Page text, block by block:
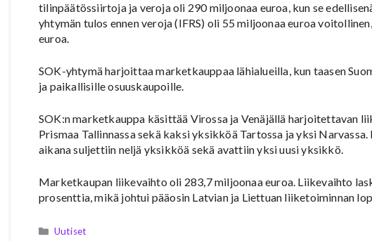
tilinpäätössiirtoja ja veroja oli 290 miljoonaa euroa, kun se
yhtymän tulos ennen veroja (IFRS) oli 55 miljoonaa euroa
euroa.
SOK-yhtymä harjoittaa marketkauppaa lähialueilla, kun taasen
ja paikallisille osuuskaupoille.
SOK:n marketkauppa käsittää Virossa ja Venäjällä harjoitettavan
Prismaa Tallinnassa sekä kaksi yksikköä Tartossa ja yksi
aikana suljettiin neljä yksikköä sekä avattiin yksi uusi yksikkö.
Marketkaupan liikevaihto oli 283,7 miljoonaa euroa. Liikevaihto
prosenttia, mikä johtui pääosin Latvian ja Liettuan liiketoiminnan
Kategoriat
Uutiset